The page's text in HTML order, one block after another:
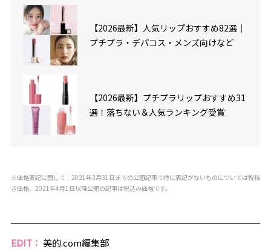
【2026最新】人気リップおすすめ82選｜
プチプラ・デパコス・メンズ向けなど
【2026最新】プチプラリップおすすめ31
選！落ちない＆人気ランキング受賞
※価格表記に関して：2021年3月31日までの公開記事で特に表記がないものについては税抜
き価格、2021年4月1日以降公開の記事は税込み価格です。
EDIT： 美的.com編集部